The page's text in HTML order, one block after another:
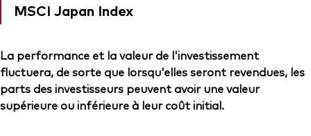
MSCI Japan Index
La performance et la valeur de l'investissement
fluctuera, de sorte que lorsqu'elles seront revendues, les
parts des investisseurs peuvent avoir une valeur
supérieure ou inférieure à leur coût initial.